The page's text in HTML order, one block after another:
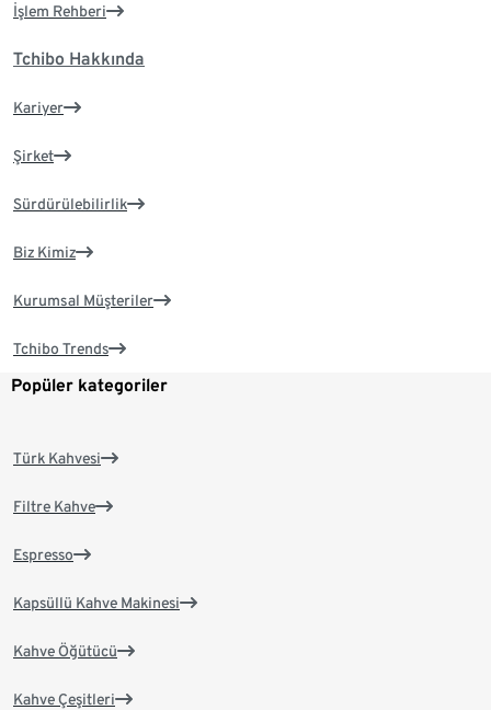
İşlem Rehberi
Tchibo Hakkında
Kariyer
Şirket
Sürdürülebilirlik
Biz Kimiz
Kurumsal Müşteriler
Tchibo Trends
Popüler kategoriler
Türk Kahvesi
Filtre Kahve
Espresso
Kapsüllü Kahve Makinesi
Kahve Öğütücü
Kahve Çeşitleri